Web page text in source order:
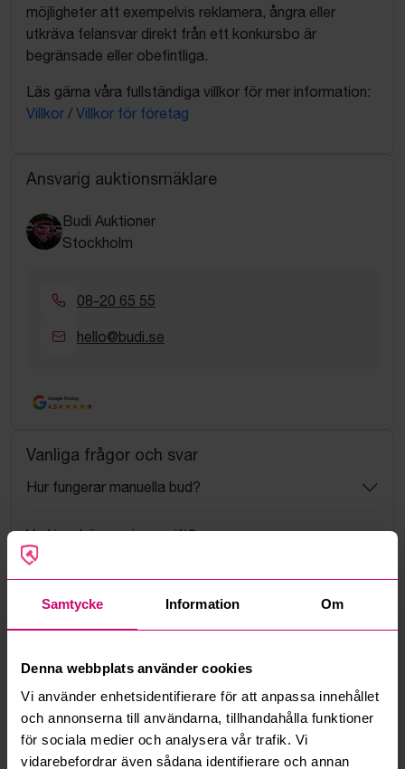
Samtycke Information Om
Denna webbplats använder cookies
Vi använder enhetsidentifierare för att anpassa innehållet
och annonserna till användarna, tillhandahålla funktioner
för sociala medier och analysera vår trafik. Vi
vidarebefordrar även sådana identifierare och annan
möjligheter att exempelvis reklamera, ångra eller
utkräva felansvar direkt från ett konkursbo är
begränsade eller obefintliga.
Läs gärna våra fullständiga villkor för mer information:
Villkor / Villkor för företag
Ansvarig auktionsmäklare
Budi Auktioner
Stockholm
08-20 65 55
hello@budi.se
Google Rating
4.5
Vanliga frågor och svar
Hur fungerar manuella bud?
Vad innebär serviceavgift?
Vad är ett reservationspris?
Hur fungerar maxbud?
Hur fungerar budmotorn?
Kan jag ångra ett bud?